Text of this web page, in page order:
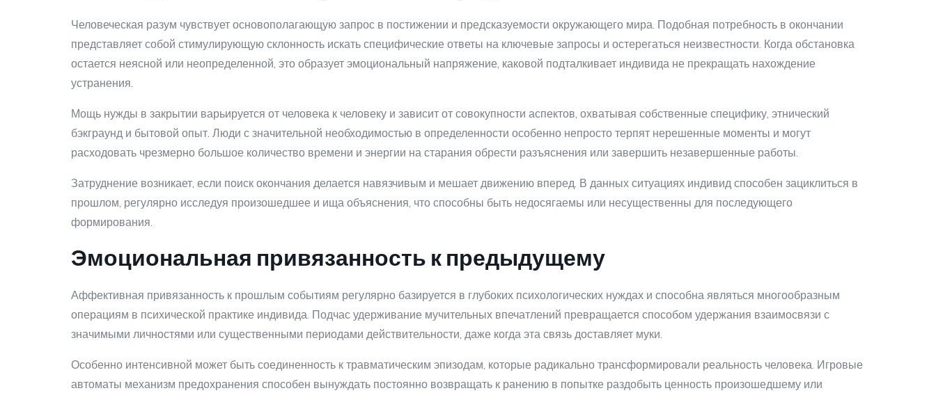
Человеческая разум чувствует основополагающую запрос в постижении и предсказуемости окружающего мира. Подобная потребность в окончании
представляет собой стимулирующую склонность искать специфические ответы на ключевые запросы и остерегаться неизвестности. Когда обстановка
остается неясной или неопределенной, это образует эмоциональный напряжение, каковой подталкивает индивида не прекращать нахождение
устранения.
Мощь нужды в закрытии варьируется от человека к человеку и зависит от совокупности аспектов, охватывая собственные специфику, этнический
бэкграунд и бытовой опыт. Люди с значительной необходимостью в определенности особенно непросто терпят нерешенные моменты и могут
расходовать чрезмерно большое количество времени и энергии на старания обрести разъяснения или завершить незавершенные работы.
Затруднение возникает, если поиск окончания делается навязчивым и мешает движению вперед. В данных ситуациях индивид способен зациклиться в
прошлом, регулярно исследуя произошедшее и ища объяснения, что способны быть недосягаемы или несущественны для последующего
формирования.
Эмоциональная привязанность к предыдущему
Аффективная привязанность к прошлым событиям регулярно базируется в глубоких психологических нуждах и способна являться многообразным
операциям в психической практике индивида. Подчас удерживание мучительных впечатлений превращается способом удержания взаимосвязи с
значимыми личностями или существенными периодами действительности, даже когда эта связь доставляет муки.
Особенно интенсивной может быть соединенность к травматическим эпизодам, которые радикально трансформировали реальность человека. Игровые
автоматы механизм предохранения способен вынуждать постоянно возвращать к ранению в попытке раздобыть ценность произошедшему или